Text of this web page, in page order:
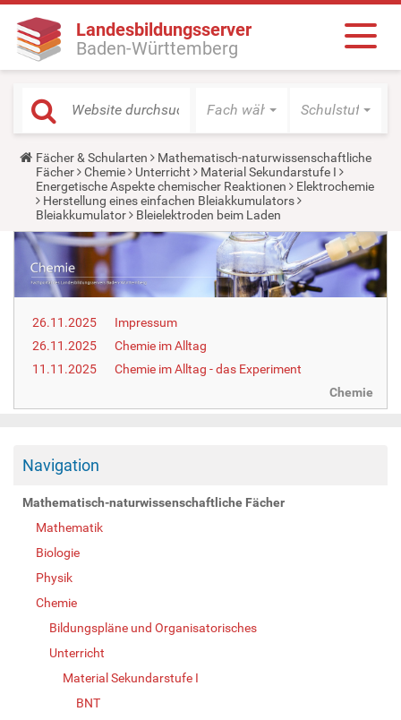
Landesbildungsserver
Baden-Württemberg
Fach wählen Schulstufe
Y
o
u
a
r
e
h
e
r
e
:
Fächer & Schularten
Mathematisch-naturwissenschaftliche
Fächer
Chemie Unterricht
Material Sekundarstufe I
Energetische Aspekte chemischer Reaktionen
Elektrochemie
Herstellung eines einfachen Bleiakkumulators
Bleiakkumulator
Bleielektroden beim Laden
26.11.2025
Impressum
26.11.2025
Chemie im Alltag
11.11.2025
Chemie im Alltag - das Experiment
Chemie
Navigation
Mathematisch-naturwissenschaftliche Fächer
Mathematik
Biologie
Physik
Chemie
Bildungspläne und Organisatorisches
Unterricht
Material Sekundarstufe I
BNT